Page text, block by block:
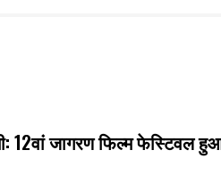
12वां जागरण फिल्म फेस्टिवल